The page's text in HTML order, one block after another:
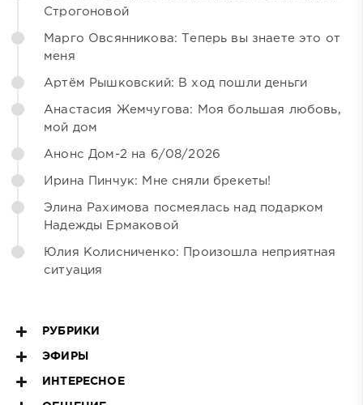
Строгоновой
Марго Овсянникова: Теперь вы знаете это от
меня
Артём Рышковский: В ход пошли деньги
Анастасия Жемчугова: Моя большая любовь,
мой дом
Анонс Дом-2 на 6/08/2026
Ирина Пинчук: Мне сняли брекеты!
Элина Рахимова посмеялась над подарком
Надежды Ермаковой
Юлия Колисниченко: Произошла неприятная
ситуация
РУБРИКИ
ЭФИРЫ
ИНТЕРЕСНОЕ